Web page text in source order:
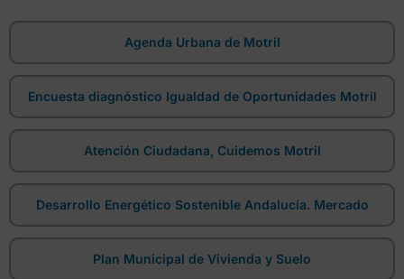
Agenda Urbana de Motril
Encuesta diagnóstico Igualdad de Oportunidades Motril
Atención Ciudadana, Cuidemos Motril
Desarrollo Energético Sostenible Andalucía. Mercado
Plan Municipal de Vivienda y Suelo